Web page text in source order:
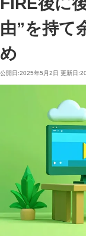
プ
由”を持て
め
公開日:2025年5月2日 更新日: